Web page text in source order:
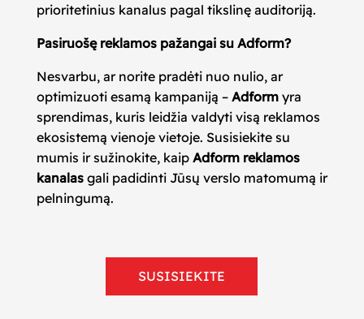
prioritetinius kanalus pagal tikslinę auditoriją.
Pasiruošę reklamos pažangai su Adform?
Nesvarbu, ar norite pradėti nuo nulio, ar
optimizuoti esamą kampaniją – Adformyra
sprendimas, kuris leidžia valdyti visą reklamos
ekosistemą vienoje vietoje. Susisiekite su
mumis ir sužinokite, kaip Adform reklamos
kanalasgali padidinti Jūsų verslo matomumą ir
pelningumą.
SUSISIEKITE